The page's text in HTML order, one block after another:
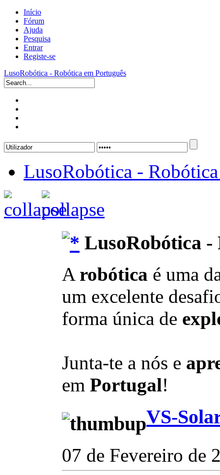
Início
Fórum
Ajuda
Pesquisa
Entrar
Registe-se
LusoRobótica - Robótica em Português
LusoRobótica -
LusoRobótica -
A robótica é uma
um excelente
forma única de
Junta-te a nós e
em Portugal!
VS-
07 de Fevereiro de